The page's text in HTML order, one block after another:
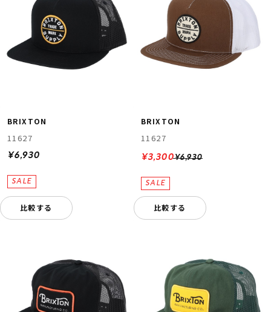
BRIXTON
11627
¥6,930
比較する
BRIXTON
11627
¥6,930
¥3,300
比較する